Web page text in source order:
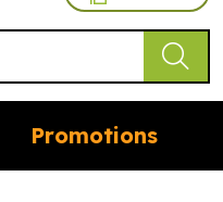
Promotions